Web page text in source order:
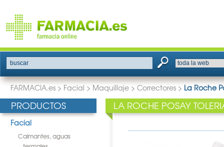
buscar
FARMACIA.es > Facial > Maquillaje > Correctores > La Roche
PRODUCTOS
Facial
Calmantes, aguas
LA ROCHE POSAY